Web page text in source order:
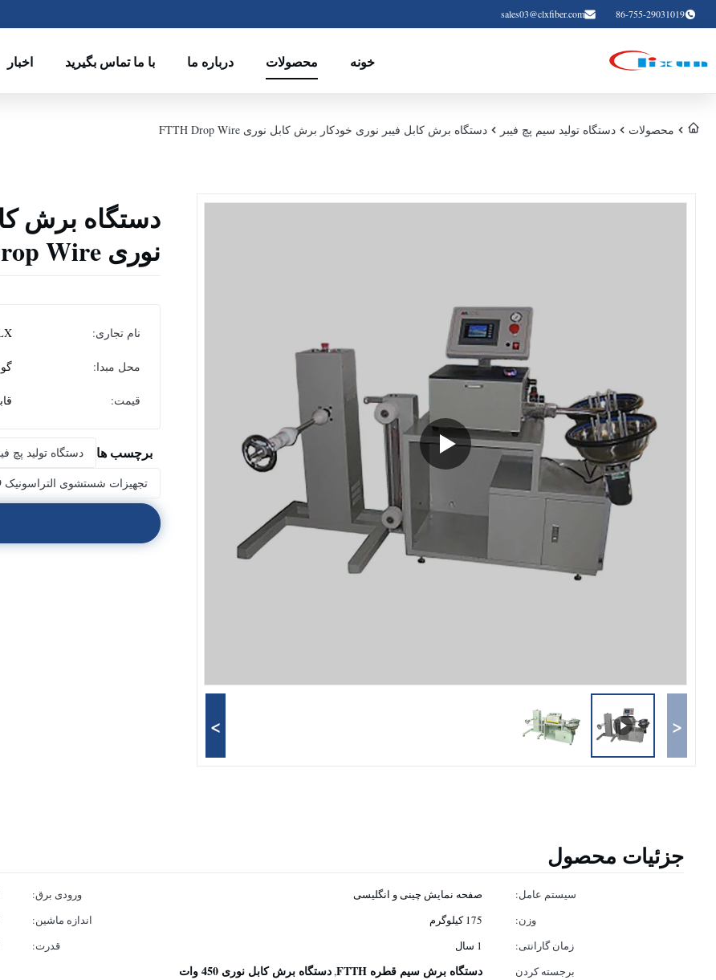
86-755-29031019
sales03@clxfiber.com
خونه محصولات درباره ما با ما تماس بگیرید اخبار
محصولات دستگاه تولید سیم پچ فیبر دستگاه برش کابل فیبر نوری خودکار برش کابل نوری FTTH Drop Wire
<
>
دستگاه برش
نوری FTTH Drop Wire
نام تجاری:
محل مبدا:
قیمت:
برچسب ها دستگاه تولید پچ
تجهیزات شستشوی التراسونیک 9 لیتر
جزئیات محصول
سیستم عامل: صفحه نمایش چینی و انگلیسی ورودی برق:
وزن:
175 کیلوگرم اندازه ماشین:
زمان گارانتی:
1 سال قدرت:
برجسته کردن
دستگاه برش سیم قطره FTTH ,دستگاه برش کابل نوری 450 وات